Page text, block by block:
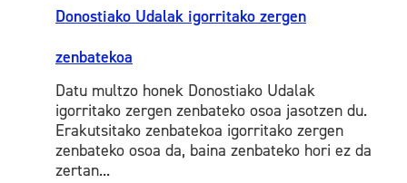
Donostiako Udalak igorritako zergen
zenbatekoa
Datu multzo honek Donostiako Udalak
igorritako zergen zenbateko osoa jasotzen du.
Erakutsitako zenbatekoa igorritako zergen
zenbateko osoa da, baina zenbateko hori ez da
zertan...